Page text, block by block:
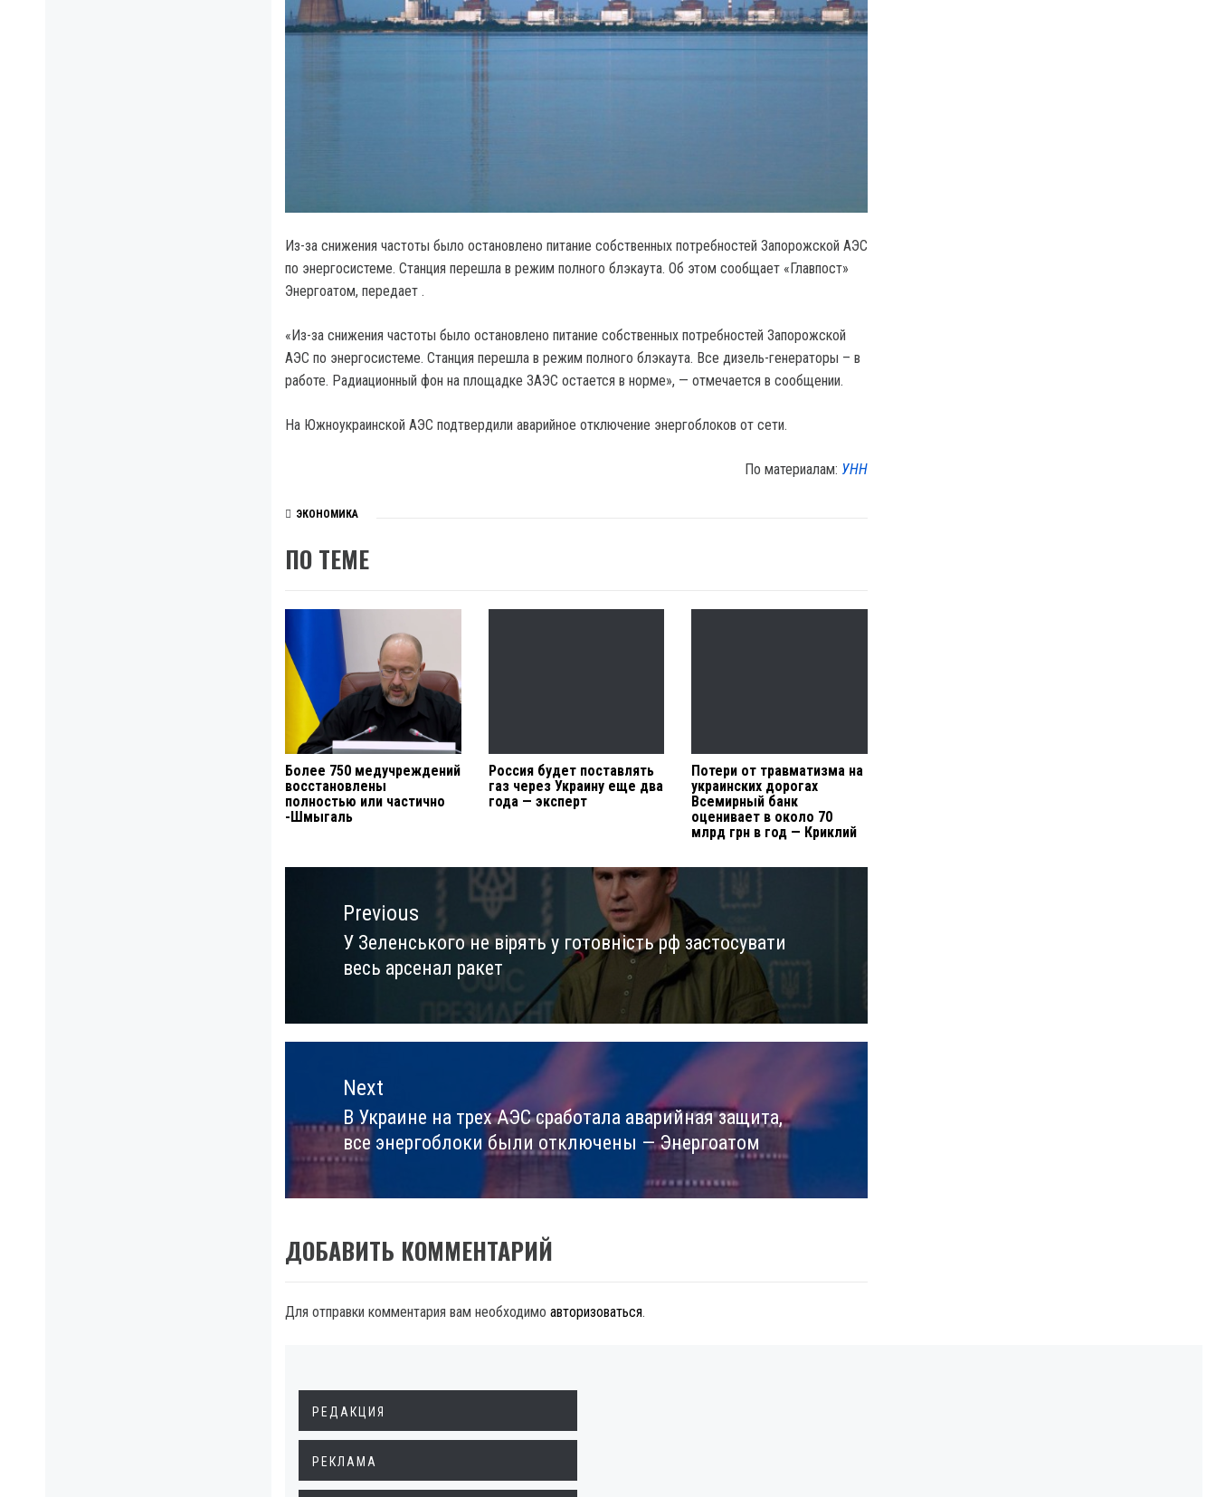
Из-за снижения частоты было остановлено питание собственных потребностей Запорожской АЭС
по энергосистеме. Станция перешла в режим полного блэкаута. Об этом сообщает «Главпост»
Энергоатом, передает .
«Из-за снижения частоты было остановлено питание собственных потребностей Запорожской
АЭС по энергосистеме. Станция перешла в режим полного блэкаута. Все дизель-генераторы – в
работе. Радиационный фон на площадке ЗАЭС остается в норме», — отмечается в сообщении.
На Южноукраинской АЭС подтвердили аварийное отключение энергоблоков от сети.
По материалам: УНН
ЭКОНОМИКА
ПО ТЕМЕ
Более 750 медучреждений
восстановлены
полностью или частично
-Шмыгаль
Россия будет поставлять
газ через Украину еще два
года — эксперт
Потери от травматизма на
украинских дорогах
Всемирный банк
оценивает в около 70
млрд грн в год — Криклий
Навигация
записямPrevious
Previous
post:
У Зеленського не вірять у готовність рф застосувати
весь арсенал ракет
Next
Next
post:
В Украине на трех АЭС сработала аварийная защита,
все энергоблоки были отключены — Энергоатом
ДОБАВИТЬ КОММЕНТАРИЙ
Для отправки комментария вам необходимо авторизоваться.
РЕДАКЦИЯ
РЕКЛАМА